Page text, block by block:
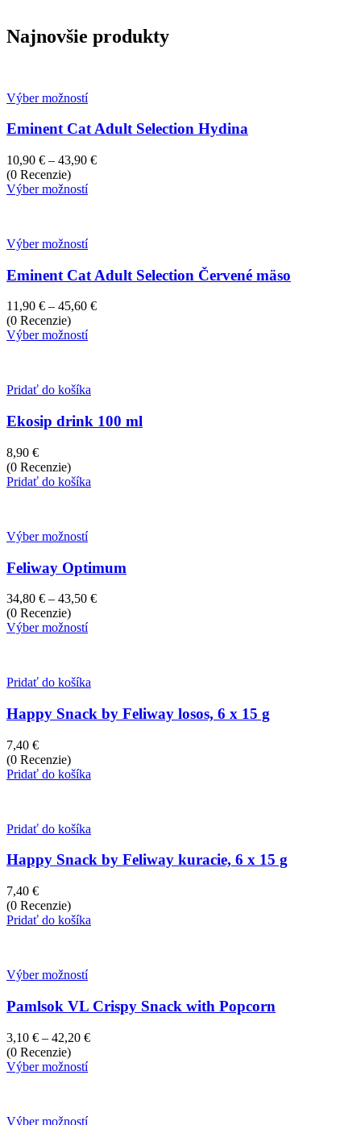
Najnovšie produkty
Výber možností
Eminent Cat Adult Selection Hydina
10,90 € – 43,90 €Price
(0 Recenzie)
Výber možností
Výber možností
Eminent Cat Adult Selection Červené mäso
11,90 € – 45,60 €Price
(0 Recenzie)
Výber možností
Pridať do košíka
Ekosip drink 100 ml
8,90 €
(0 Recenzie)
Pridať do košíka
Výber možností
Feliway Optimum
34,80 € – 43,50 €Price
(0 Recenzie)
Výber možností
Pridať do košíka
Happy Snack by Feliway losos, 6 x 15 g
7,40 €
(0 Recenzie)
Pridať do košíka
Pridať do košíka
Happy Snack by Feliway kuracie, 6 x 15 g
7,40 €
(0 Recenzie)
Pridať do košíka
Výber možností
Pamlsok VL Crispy Snack with Popcorn
3,10 € – 42,20 €Price
(0 Recenzie)
Výber možností
Výber možností